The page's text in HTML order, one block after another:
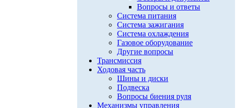
Вопросы и ответы
Система питания
Система зажигания
Система охлаждения
Газовое оборудование
Другие вопросы
Трансмиссия
Ходовая часть
Шины и диски
Подвеска
Вопросы биения руля
Механизмы управления